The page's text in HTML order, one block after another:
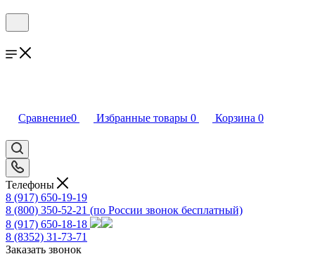
Сравнение0 Избранные товары 0 Корзина 0
Телефоны
8 (917) 650-19-19
8 (800) 350-52-21 (по России звонок бесплатный)
8 (917) 650-18-18
8 (8352) 31-73-71
Заказать звонок